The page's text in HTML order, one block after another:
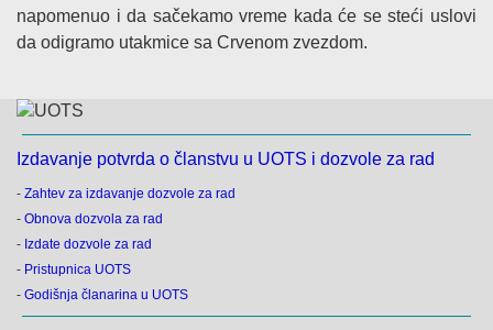
napomenuo i da sačekamo vreme kada će se steći uslovi
da odigramo utakmice sa Crvenom zvezdom.
Izdavanje potvrda o članstvu u UOTS i dozvole za rad
- Zahtev za izdavanje dozvole za rad
- Obnova dozvola za rad
- Izdate dozvole za rad
- Pristupnica UOTS
- Godišnja članarina u UOTS